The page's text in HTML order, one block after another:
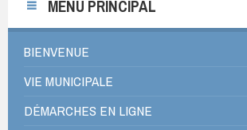
MENU PRINCIPAL
BIENVENUE
VIE MUNICIPALE
DÉMARCHES EN LIGNE